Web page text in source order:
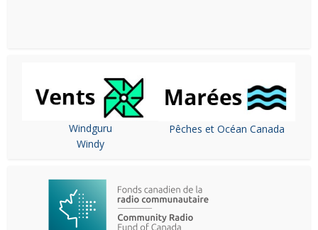
Windguru
Windy
Pêches et Océan Canada